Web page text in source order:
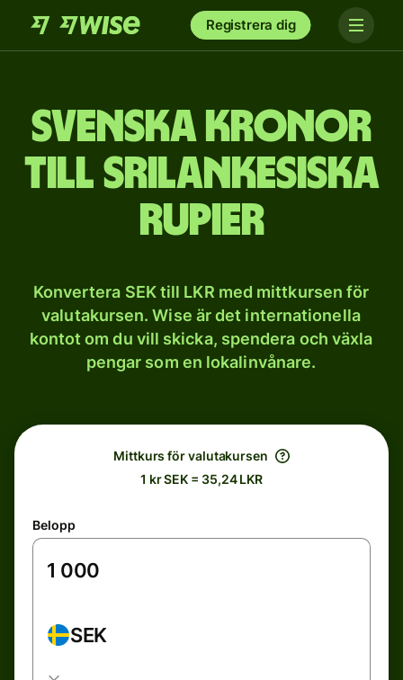
Registrera dig
Svenska kronor
till srilankesiska
rupier
Konvertera SEK till LKR med mittkursen för
valutakursen. Wise är det internationella
kontot om du vill skicka, spendera och växla
pengar som en lokalinvånare.
Mittkurs för valutakursen
1 kr SEK = 35,24 LKR
Belopp
SEK